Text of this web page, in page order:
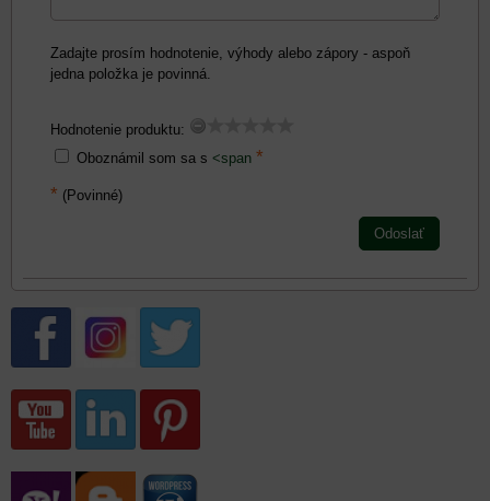
Zadajte prosím hodnotenie, výhody alebo zápory - aspoň
jedna položka je povinná.
Hodnotenie produktu:
Oboznámil som sa s <span *
* (Povinné)
Odoslať